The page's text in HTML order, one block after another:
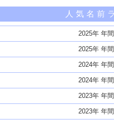
人気名前
2025年 年
2025年 年
2024年 年
2024年 年
2023年 年
2023年 年